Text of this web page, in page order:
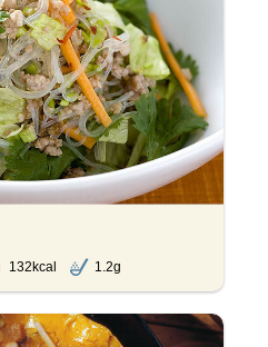
132kcal 1.2g